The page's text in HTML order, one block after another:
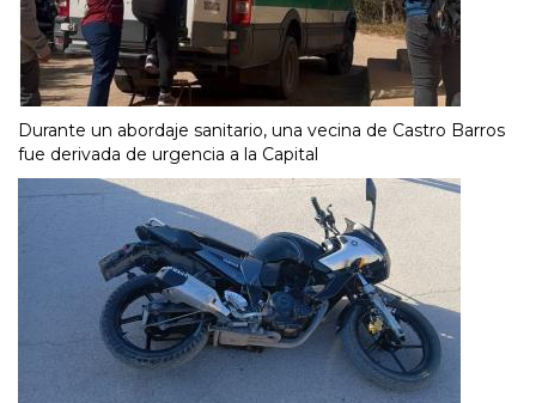
Durante un abordaje sanitario, una vecina de Castro Barros
fue derivada de urgencia a la Capital